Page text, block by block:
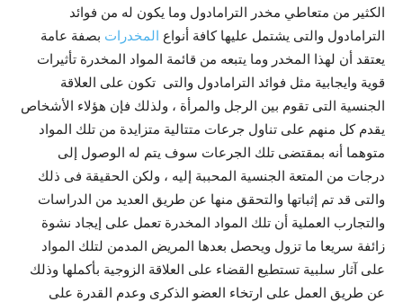
الكثير من متعاطي مخدر الترامادول وما يكون له من فوائد
الترامادول والتى يشتمل عليها كافة أنواع المخدرات بصفة عامة
يعتقد أن لهذا المخدر وما يتبعه من قائمة المواد المخدرة تأثيرات
قوية وايجابية مثل فوائد الترامادول والتى تكون على العلاقة
الجنسية التى تقوم بين الرجل والمرأة ، ولذلك فإن هؤلاء الأشخاص
يقدم كل منهم على تناول جرعات متتالية متزايدة من تلك المواد
متوهما أنه بمقتضى تلك الجرعات سوف يتم له الوصول إلى
درجات من المتعة الجنسية المحببة إليه ، ولكن الحقيقة فى ذلك
والتى قد تم إثباتها والتحقق منها عن طريق العديد من الدراسات
والتجارب العملية أن تلك المواد المخدرة تعمل على إيجاد نشوة
زائفة سريعا ما تزول ويحصل بعدها المريض المدمن لتلك المواد
على آثار سلبية تستطيع القضاء على العلاقة الزوجية بأكملها وذلك
عن طريق العمل على ارتخاء العضو الذكرى وعدم القدرة على